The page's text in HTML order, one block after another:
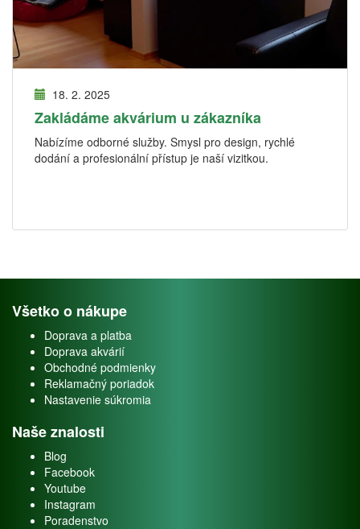
18. 2. 2025
Zakládáme akvárium u zákazníka
Nabízíme odborné služby. Smysl pro design, rychlé
dodání a profesionální přístup je naší vizitkou.
Všetko o nákupe
Doprava a platba
Doprava akvárií
Obchodné podmienky
Reklamačný poriadok
Nastavenie súkromia
Naše znalosti
Blog
Facebook
Youtube
Instagram
Poradenstvo